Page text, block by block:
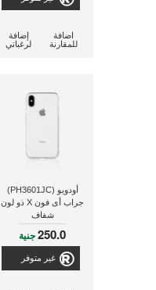
إضافة
لرغباتي
اضافة
للمقارنة
أودويو (PH3601JC)
جراب أى فون X ذو لون
شفاف
250.0جنية
غير متوفر